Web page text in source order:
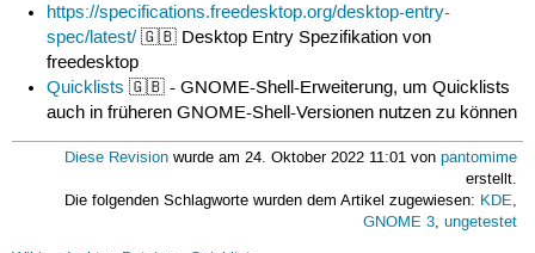
[Desktop Action Kontrollzentrum]
Name=Kontrollzentrum
Name[de]=Kontrollzentrum
Exec=xdg-open https://ubuntuusers.de/usercp/
https://specifications.freedesktop.org/desktop-entry-
spec/latest/ 🇬🇧 Desktop Entry Spezifikation von
freedesktop
Quicklists 🇬🇧 - GNOME-Shell-Erweiterung, um Quicklists
auch in früheren GNOME-Shell-Versionen nutzen zu können
Diese Revision wurde am 24. Oktober 2022 11:01 vonpantomime
erstellt.
Die folgenden Schlagworte wurden dem Artikel zugewiesen: KDE,
GNOME 3,ungetestet